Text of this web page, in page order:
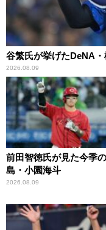
谷繁氏が挙げたDeNA
2026.08.09
前田智徳氏が見た今季
島・小園海斗
2026.08.09